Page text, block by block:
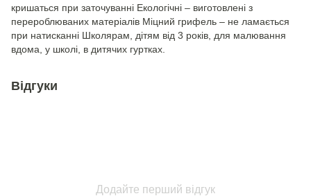
кришаться при заточуванні Екологічні – виготовлені з
перероблюваних матеріалів Міцний грифель – не ламається
при натисканні Школярам, дітям від 3 років, для малювання
вдома, у школі, в дитячих гуртках.
Відгуки
Додайте перший відгук